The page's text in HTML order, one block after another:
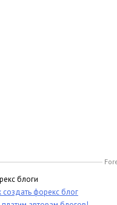
блоги
создать форекс блог